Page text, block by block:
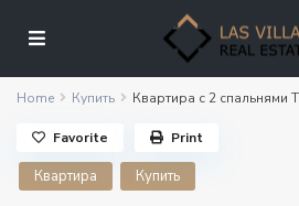
Home Купить Квартира с 2 спальнями
Квартира Купить
Favorite Print